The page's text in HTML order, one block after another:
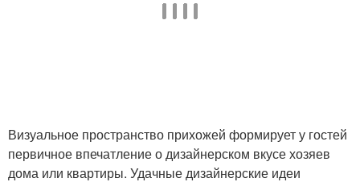
Визуальное пространство прихожей формирует у гостей
первичное впечатление о дизайнерском вкусе хозяев
дома или квартиры. Удачные дизайнерские идеи